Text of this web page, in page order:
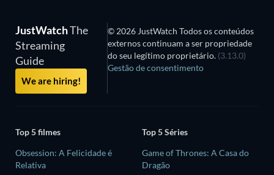
JustWatchThe
Streaming
Guide
We are hiring!
© 2026 JustWatch Todos os conteúdos
externos continuam a ser propriedade
do seu legítimo proprietário. (3.13.0)
Gestão de consentimento
Top 5 filmes
Obsession: A Felicidade é
Relativa
Top 5 Séries
Game of Thrones: A Casa do
Dragão